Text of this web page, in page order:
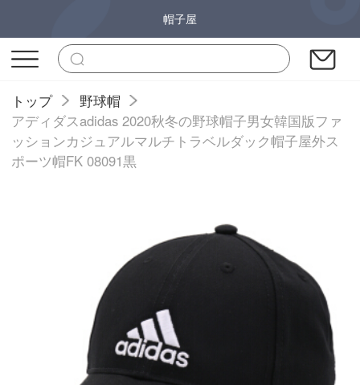
帽子屋
トップ
野球帽
アディダスadidas 2020秋冬の野球帽子男女韓国版ファ
ッションカジュアルマルチトラベルダック帽子屋外ス
ポーツ帽FK 08091黒